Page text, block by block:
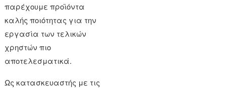
παρέχουμε προϊόντα
καλής ποιότητας για την
εργασία των τελικών
χρηστών πιο
αποτελεσματικά.
Ως κατασκευαστής με τις